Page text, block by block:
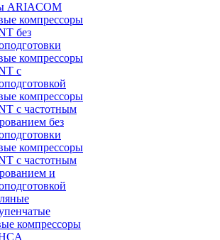
ARIACOM
компрессоры
без
компрессоры
c
компрессоры
с частотным
без
компрессоры
с частотным
и
компрессоры